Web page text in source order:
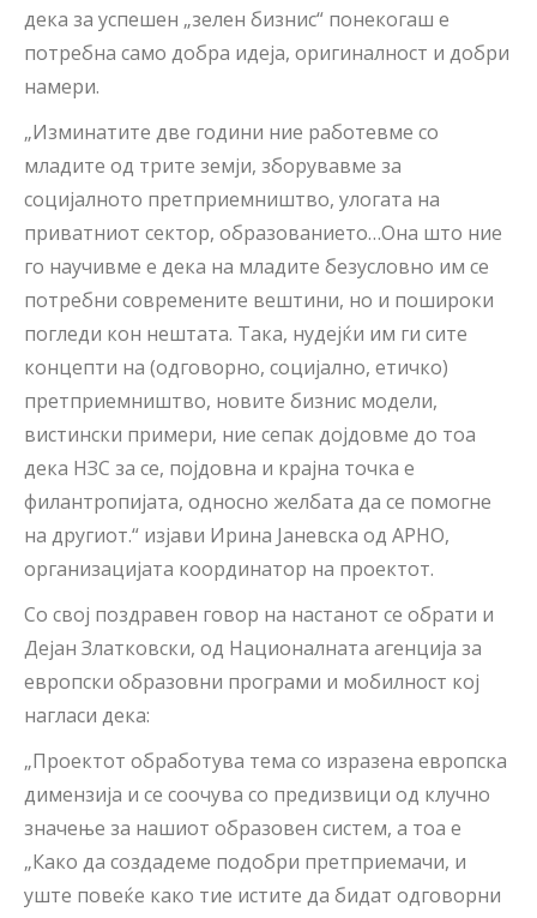
дека за успешен „зелен бизнис“ понекогаш е
потребна само добра идеја, оригиналност и добри
намери.
„Изминатите две години ние работевме со
младите од трите земји, зборувавме за
социјалното претприемништво, улогата на
приватниот сектор, образованието…Она што ние
го научивме е дека на младите безусловно им се
потребни современите вештини, но и пошироки
погледи кон нештата. Така, нудејќи им ги сите
концепти на (одговорно, социјално, етичко)
претприемништво, новите бизнис модели,
вистински примери, ние сепак дојдовме до тоа
дека НЗС за се, појдовна и крајна точка е
филантропијата, односно желбата да се помогне
на другиот.“ изјави Ирина Јаневска од АРНО,
организацијата координатор на проектот.
Со свој поздравен говор на настанот се обрати и
Дејан Златковски, од Националната агенција за
европски образовни програми и мобилност кој
нагласи дека:
„Проектот обработува тема со изразена европска
димензија и се соочува со предизвици од клучно
значење за нашиот образовен систем, а тоа е
„Како да создадеме подобри претприемачи, и
уште повеќе како тие истите да бидат одговорни